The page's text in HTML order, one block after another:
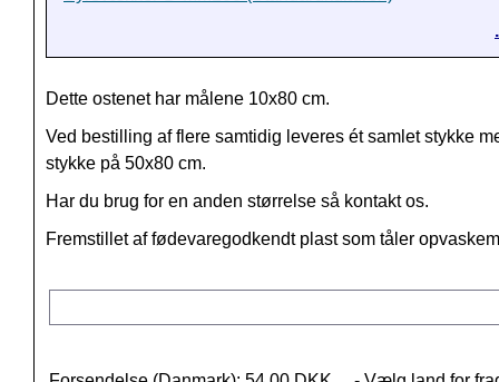
Dette ostenet har målene 10x80 cm.
Ved bestilling af flere samtidig leveres ét samlet stykke
stykke på 50x80 cm.
Har du brug for en anden størrelse så kontakt os.
Fremstillet af fødevaregodkendt plast som tåler